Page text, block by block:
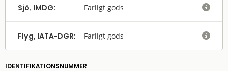
Sjö, IMDG: Farligt gods 
Flyg, IATA-DGR: Farligt gods 
IDENTIFIKATIONSNUMMER